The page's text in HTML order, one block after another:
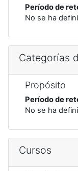
Período de
No se ha
Categorías
Propósito
Período de
No se ha
Cursos